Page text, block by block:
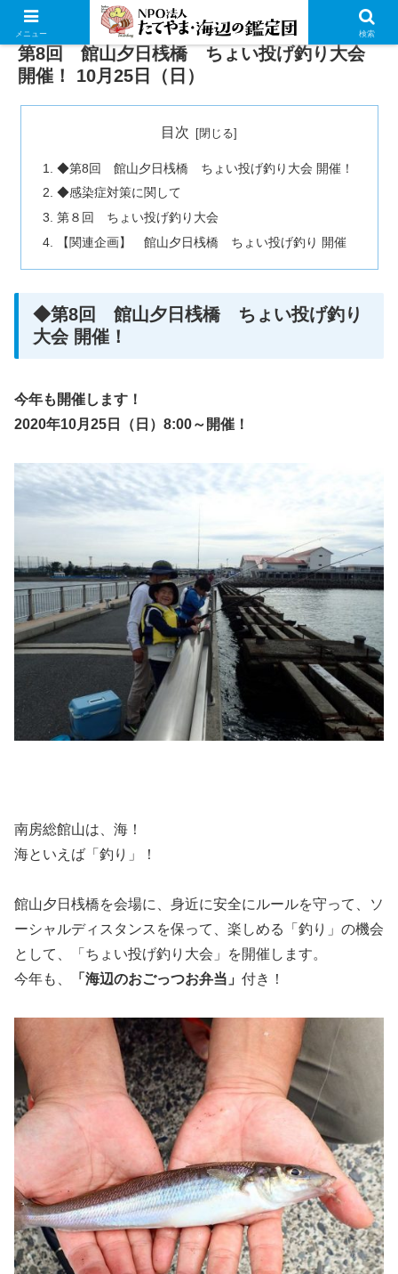
第8回 館山夕日桟橋 ちょい投げ釣り大会
開催！ 10月25日（日）
目次
◆第8回 館山夕日桟橋 ちょい投げ釣り大会 開催！
◆感染症対策に関して
第８回 ちょい投げ釣り大会
【関連企画】 館山夕日桟橋 ちょい投げ釣り 開催
◆第8回 館山夕日桟橋 ちょい投げ釣り
大会 開催！
今年も開催します！
2020年10月25日（日）8:00～開催！
南房総館山は、海！
海といえば「釣り」！
館山夕日桟橋を会場に、身近に安全にルールを守って、ソ
ーシャルディスタンスを保って、楽しめる「釣り」の機会
として、「ちょい投げ釣り大会」を開催します。
今年も、
「海辺のおごっつお弁当」 付き！
メニュー 検索